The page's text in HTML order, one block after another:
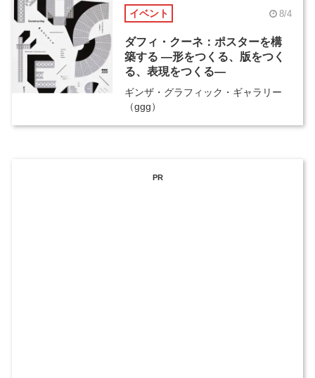
イベント 8/4
ダフィ・クーネ：ポスターを構
築する ―形をつくる、版をつく
る、表現をつくる―
ギンザ・グラフィック・ギャラリー
（ggg）
PR